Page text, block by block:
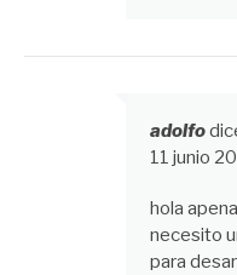
adolfo
11 junio
hola
necesito
para